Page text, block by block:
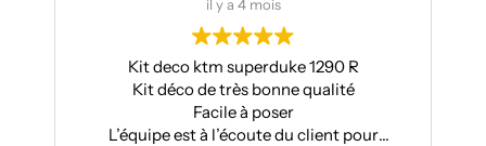
il y a 4 mois
Kit deco ktm superduke 1290 R
Kit déco de très bonne qualité
Facile à poser
L’équipe est à l’écoute du client pour